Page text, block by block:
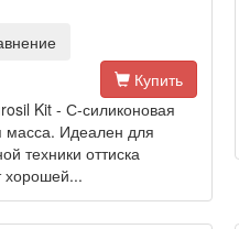
Купить
Kit - С-силиконовая
масса. Идеален для
техники оттиска
хорошей...